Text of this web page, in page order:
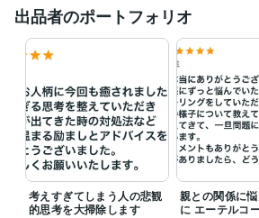
得意分野
占い 第三の目開眼・サードアイ開発 毒親と
オーラ拡大波動調整
エネルギー回路の調整
土地・建物の浄化
ヒーリング チャネリング リーディング
ブ
エーテルコードカット
波動調整 思念伝達
土地の浄化
語学力
英語 日常会話レベル
出品者のポートフォリオ
考えすぎてしまう人の悲観
的思考を大掃除します
親との関係に
に エーテルコ